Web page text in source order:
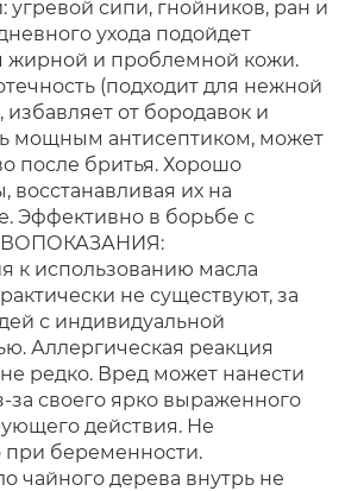
угревой сипи, гнойников, ран и
ухода подойдет
жирной и проблемной кожи.
(подходит для нежной
избавляет от бородавок и
мощным антисептиком, может
после бритья. Хорошо
восстанавливая их на
Эффективно в борьбе с
к использованию масла
не существуют, за
с индивидуальной
Аллергическая реакция
редко. Вред может нанести
за своего ярко выраженного
действия. Не
при беременности.
чайного дерева внутрь не